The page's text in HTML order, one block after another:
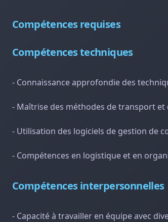
Compétences requises
Compétences techniques
- Connaissance approfondie des
- Maîtrise des méthodes de transport
- Utilisation des logiciels de gestion de
- Compétences en logistique et en
Compétences interpersonnelles
- Capacité à travailler en équipe avec